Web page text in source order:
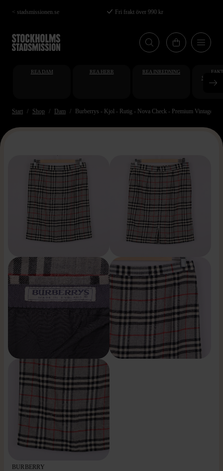
Hoppa
till
huvudinnehåll
< stadsmissionen.se Fri frakt över 990 kr
REA DAM REA HERR REA INREDNING
Start Shop Dam Burberrys - Kjol - Rutig - Nova Check - Premium Vintage
BURBERRY